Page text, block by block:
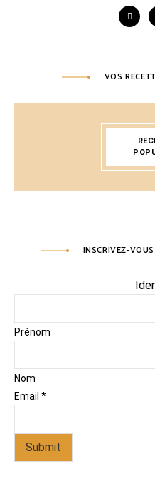
VOS
INSCRIVEZ-
Prénom
Nom
Email *
Submit